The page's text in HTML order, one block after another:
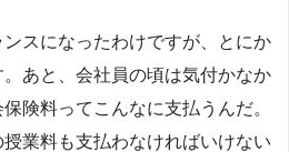
ンスになったわけですが、とにか
あと、会社員の頃は気付かなか
険料ってこんなに支払うんだ。
業料も支払わなければいけない